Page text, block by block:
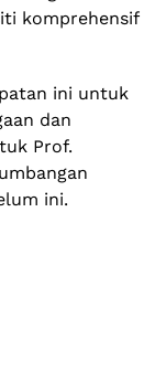
komprehensif
ini untuk
dan
Prof.
ini.